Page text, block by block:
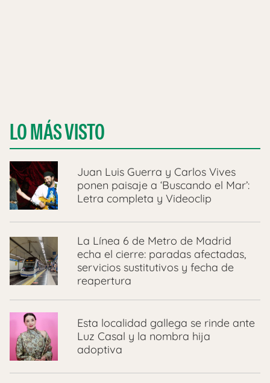
LO MÁS VISTO
Juan Luis Guerra y Carlos Vives
ponen paisaje a ‘Buscando el Mar’:
Letra completa y Videoclip
La Línea 6 de Metro de Madrid
echa el cierre: paradas afectadas,
servicios sustitutivos y fecha de
reapertura
Esta localidad gallega se rinde ante
Luz Casal y la nombra hija
adoptiva